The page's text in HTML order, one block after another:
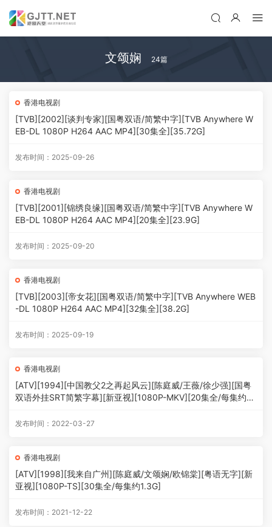
文颂娴 24篇
香港电视剧
[TVB][2002][谈判专家][国粤双语/简繁中字][TVB Anywhere W
EB-DL 1080P H264 AAC MP4][30集全][35.72G]
发布时间：2025-09-26
香港电视剧
[TVB][2001][锦绣良缘][国粤双语/简繁中字][TVB Anywhere W
EB-DL 1080P H264 AAC MP4][20集全][23.9G]
发布时间：2025-09-20
香港电视剧
[TVB][2003][帝女花][国粤双语/简繁中字][TVB Anywhere WEB
-DL 1080P H264 AAC MP4][32集全][38.2G]
发布时间：2025-09-19
香港电视剧
[ATV][1994][中国教父2之再起风云][陈庭威/王薇/徐少强][国粤
双语外挂SRT简繁字幕][新亚视][1080P-MKV][20集全/每集约1.
发布时间：2022-03-27
香港电视剧
[ATV][1998][我来自广州][陈庭威/文颂娴/欧锦棠][粤语无字][新
亚视][1080P-TS][30集全/每集约1.3G]
发布时间：2021-12-22